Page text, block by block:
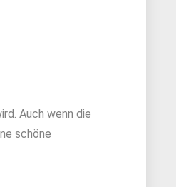
Auch wenn die
schöne